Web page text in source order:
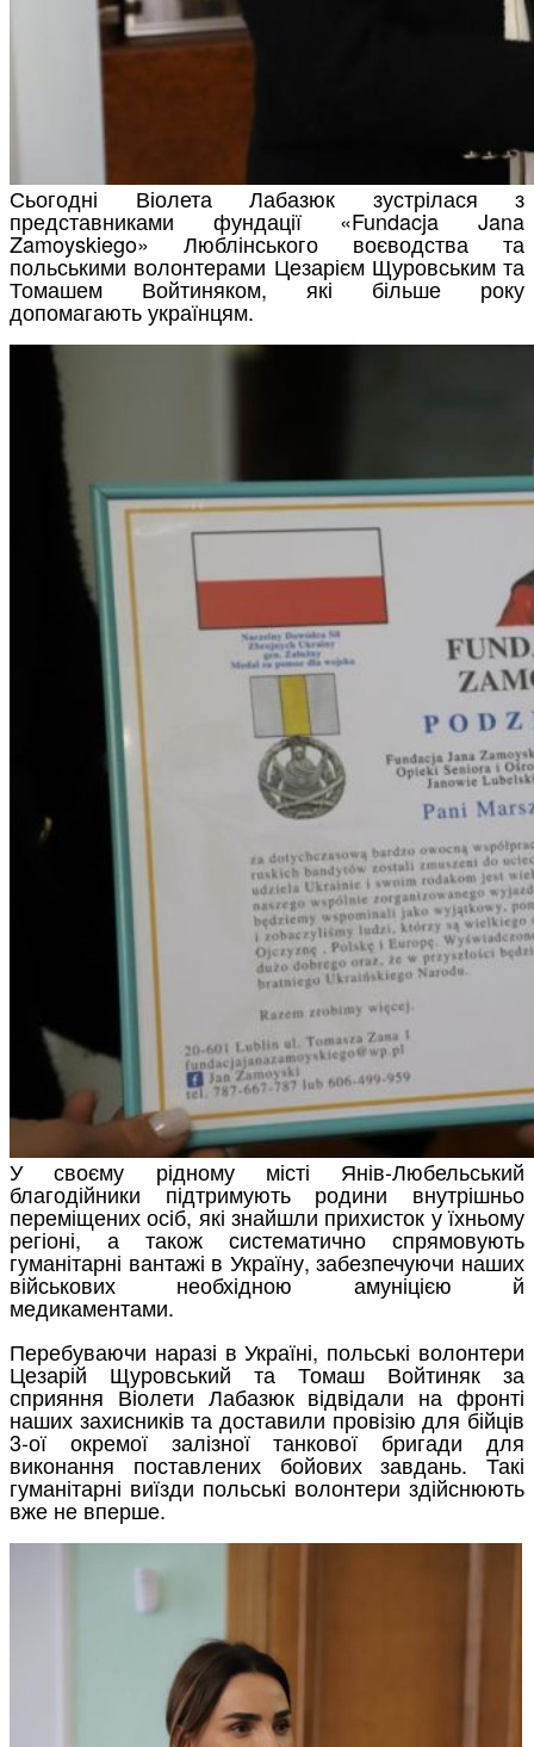
Сьогодні Віолета Лабазюк зустрілася з
представниками фундації «Fundacja Jana
Zamoyskiego» Люблінського воєводства та
польськими волонтерами Цезарієм Щуровським та
Томашем Войтиняком, які більше року
допомагають українцям.
У своєму рідному місті Янів-Любельський
благодійники підтримують родини внутрішньо
переміщених осіб, які знайшли прихисток у їхньому
регіоні, а також систематично спрямовують
гуманітарні вантажі в Україну, забезпечуючи наших
військових необхідною амуніцією й
медикаментами.
Перебуваючи наразі в Україні, польські волонтери
Цезарій Щуровський та Томаш Войтиняк за
сприяння Віолети Лабазюк відвідали на фронті
наших захисників та доставили провізію для бійців
3-ої окремої залізної танкової бригади для
виконання поставлених бойових завдань. Такі
гуманітарні виїзди польські волонтери здійснюють
вже не вперше.